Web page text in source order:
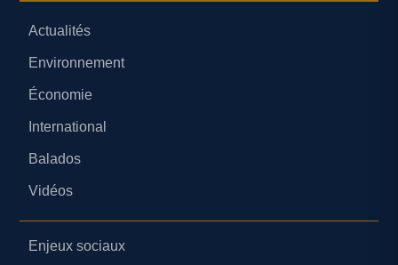
Actualités
Environnement
Économie
International
Balados
Vidéos
Enjeux sociaux